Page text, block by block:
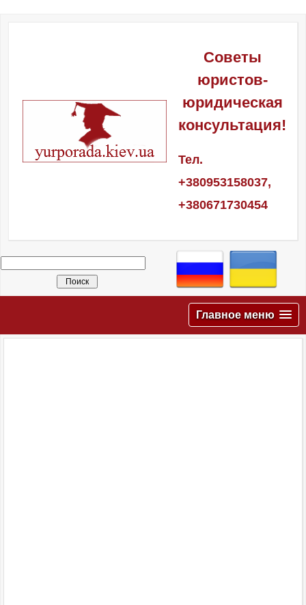
Советы
юристов-
юридическая
консультация!
Тел.
+380953158037,
+380671730454
Главное меню